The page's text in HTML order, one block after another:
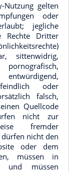
gelten
oder
jegliche
Rechte Dritter
sittenwidrig,
oder
falsch,
Quellcode
nicht zur
fremder
nicht den
oder dem
müssen in
und müssen